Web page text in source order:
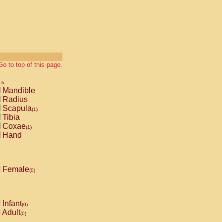
to top of this page.
Mandible
Radius
Scapula(1)
Tibia
Coxae(1)
Hand
Female(0)
Infant(0)
Adult(0)